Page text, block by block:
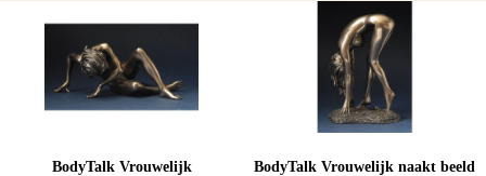
BodyTalk Vrouwelijk
BodyTalk Vrouwelijk naakt beeld